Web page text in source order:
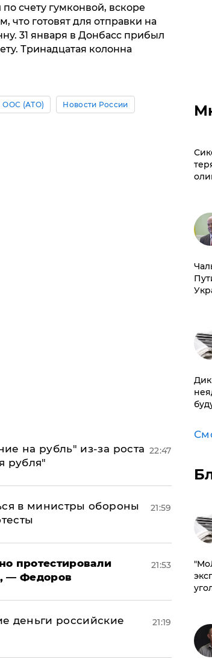
счету гумконвой, вскоре
что готовят для отправки на
31 января в Донбасс прибыл
Тринадцатая колонна
ООС (АТО) Новости России
на рубль" из-за роста
рубля"
22:47
в министры обороны
21:59
протестировали
— Федоров
21:53
деньги российские
21:19